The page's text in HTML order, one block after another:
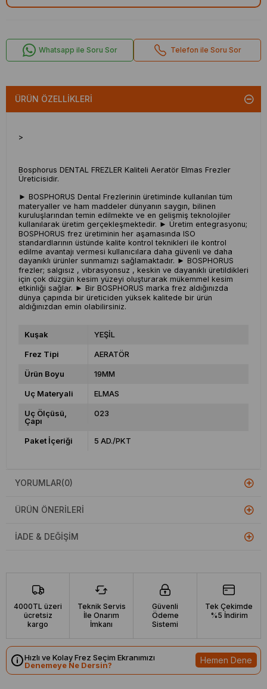
Whatsapp ile Soru Sor Telefon ile Soru Sor
ÜRÜN ÖZELLIKLERI
>
Bosphorus DENTAL FREZLER Kaliteli Aeratör Elmas Frezler
Üreticisidir.
► BOSPHORUS Dental Frezlerinin üretiminde kullanılan tüm
materyaller ve ham maddeler dünyanın saygın, bilinen
kuruluşlarından temin edilmekte ve en gelişmiş teknolojiler
kullanılarak üretim gerçekleşmektedir. ► Üretim entegrasyonu;
BOSPHORUS frez üretiminin her aşamasında ISO
standardlarının üstünde kalite kontrol teknikleri ile kontrol
edilme avantajı vermesi kullanıcılara daha güvenli ve daha
dayanıklı ürünler sunmamızı sağlamaktadır. ► BOSPHORUS
frezler; salgısız , vibrasyonsuz , keskin ve dayanıklı üretildikleri
için çok düzgün kesim yüzeyi oluşturarak mükemmel kesim
etkinliği sağlar. ► Bir BOSPHORUS marka frez aldığınızda
dünya çapında bir üreticiden yüksek kalitede bir ürün
aldığınızdan emin olabilirsiniz.
Kuşak YEŞİL
Frez Tipi AERATÖR
Ürün Boyu 19MM
Uç Materyali ELMAS
Uç Ölçüsü,
Çapı
023
Paket İçeriği 5 AD./PKT
YORUMLAR(0)
ÜRÜN ÖNERILERI
İADE & DEĞIŞIM
4000TL üzeri
ücretsiz
kargo
Teknik Servis
İle Onarım
İmkanı
Güvenli
Ödeme
Sistemi
Tek Çekimde
%5 İndirim
Hızlı ve Kolay Frez Seçim Ekranımızı
Denemeye Ne Dersin?
Hemen Dene